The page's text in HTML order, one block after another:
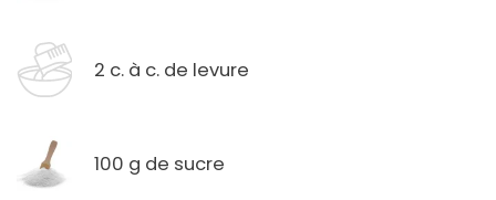
2 c. à c. de levure
100 g de sucre